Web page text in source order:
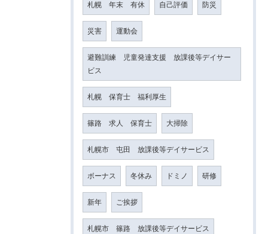
札幌 年末 有休 自己評価 防災
災害 運動会
避難訓練 児童発達支援 放課後等デイサー
ビス
札幌 保育士 福利厚生
篠路 求人 保育士 大掃除
札幌市 屯田 放課後等デイサービス
ボーナス 冬休み ドミノ 研修
新年 ご挨拶
札幌市 篠路 放課後等デイサービス